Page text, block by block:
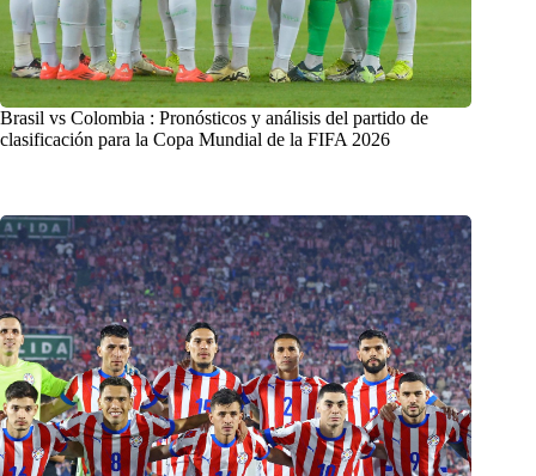
Brasil vs Colombia : Pronósticos y análisis del partido de
clasificación para la Copa Mundial de la FIFA 2026